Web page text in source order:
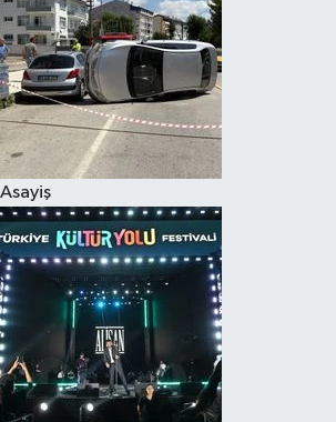
Asayiş
Televizyon
Yaşam-Çevre